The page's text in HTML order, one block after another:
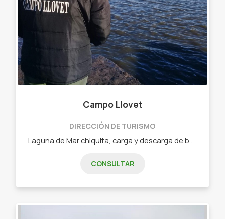
Campo Llovet
DIRECCIÓN DE TURISMO
CONSULTAR